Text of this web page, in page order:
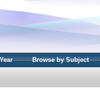
Browse by Subject